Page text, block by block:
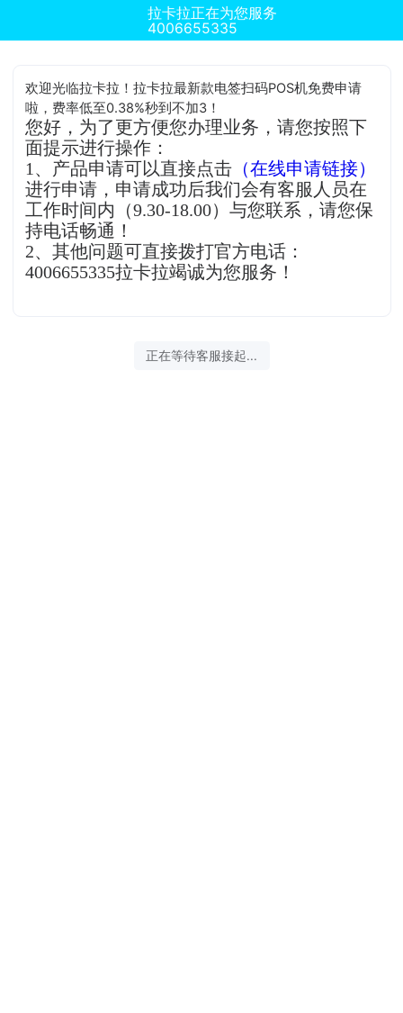
拉卡拉正在为您服务
4006655335
欢迎光临拉卡拉！拉卡拉最新款电签扫码POS机免费申请
啦，费率低至0.38%秒到不加3！
您好，为了更方便您办理业务，请您按照下
面提示进行操作：
1、产品申请可以直接点击 （在线申请链接）
进行申请，申请成功后我们会有客服人员在
工作时间内（9.30-18.00）与您联系，请您保
持电话畅通！
2、其他问题可直接拨打官方电话：
4006655335拉卡拉竭诚为您服务！
正在等待客服接起...